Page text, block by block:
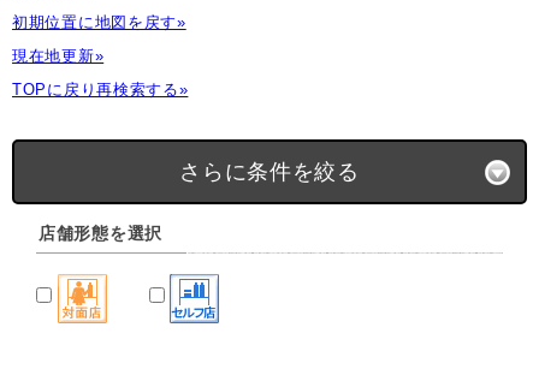
初期位置に地図を戻す»
現在地更新»
TOPに戻り再検索する»
さらに条件を絞る
店舗形態を選択